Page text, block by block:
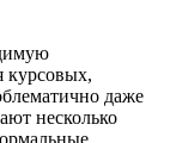
курсовых,
даже
несколько